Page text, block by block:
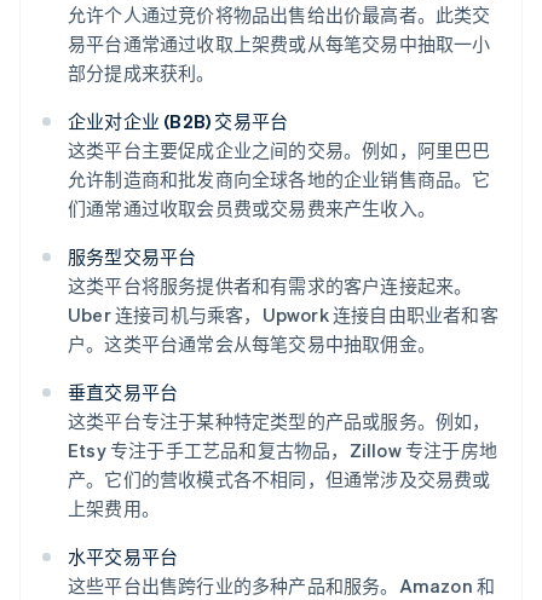
允许个人通过竞价将物品出售给出价最高者。此类交
易平台通常通过收取上架费或从每笔交易中抽取一小
部分提成来获利。
企业对企业 (B2B) 交易平台
这类平台主要促成企业之间的交易。例如，阿里巴巴
允许制造商和批发商向全球各地的企业销售商品。它
们通常通过收取会员费或交易费来产生收入。
服务型交易平台
这类平台将服务提供者和有需求的客户连接起来。
Uber 连接司机与乘客，Upwork 连接自由职业者和客
户。这类平台通常会从每笔交易中抽取佣金。
垂直交易平台
这类平台专注于某种特定类型的产品或服务。例如，
Etsy 专注于手工艺品和复古物品，Zillow 专注于房地
产。它们的营收模式各不相同，但通常涉及交易费或
上架费用。
水平交易平台
这些平台出售跨行业的多种产品和服务。Amazon 和